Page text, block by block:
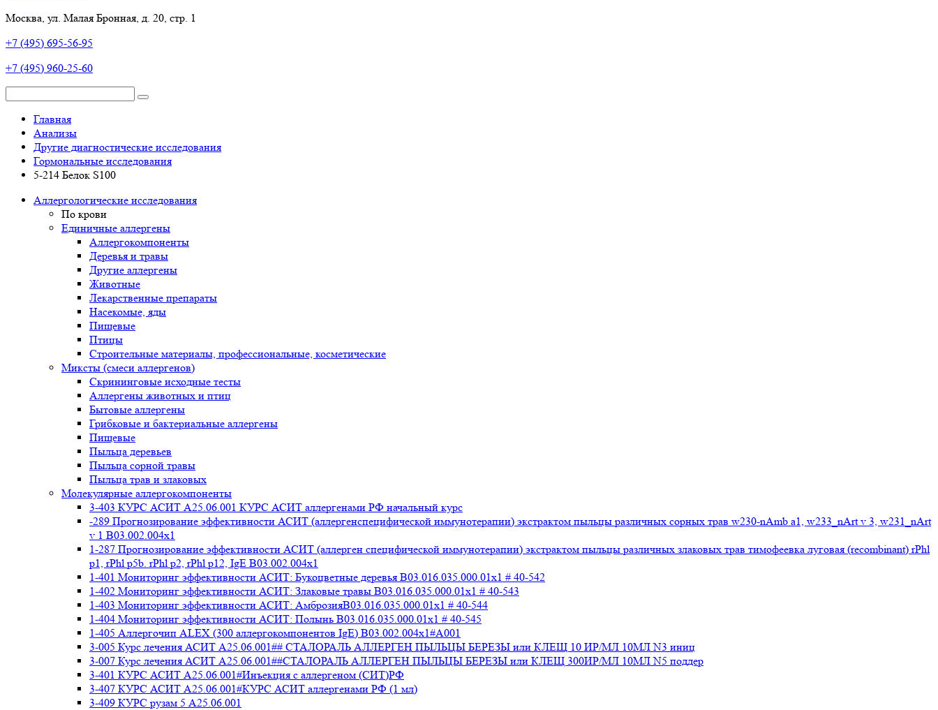
Москва, ул. Малая Бронная, д. 20, стр. 1
+7 (495) 695-56-95
+7 (495) 960-25-60
Главная
Анализы
Другие диагностические исследования
Гормональные исследования
5-214 Белок S100
Аллергологические исследования
По крови
Единичные аллергены
Аллергокомпоненты
Деревья и травы
Другие аллергены
Животные
Лекарственные препараты
Насекомые, яды
Пищевые
Птицы
Строительные материалы, профессиональные, косметические
Миксты (смеси аллергенов)
Cкрининговые исходные тесты
Аллергены животных и птиц
Бытовые аллергены
Грибковые и бактериальные аллергены
Пищевые
Пыльца деревьев
Пыльца сорной травы
Пыльца трав и злаковых
Молекулярные аллергокомпоненты
3-403 КУРС АСИТ А25.06.001 КУРС АСИТ аллергенами РФ начальный курс
-289 Прогнозирование эффективности АСИТ (аллергенспецифической иммунотерапии) экстрактом пыльцы различных сорных трав w230-nAmb a1, w233_nArt v 3, w231_nArt
v 1 В03.002.004x1
1-287 Прогнозирование эффективности АСИТ (аллерген специфической иммунотерапии) экстрактом пыльцы различных злаковых трав тимофеевка луговая (recombinant) rPhl
p1, rPhl p5b. rPhl p2, rPhl p12, IgE В03.002.004x1
1-401 Мониторинг эффективности АСИТ: Букоцветные деревья B03.016.035.000.01x1 # 40-542
1-402 Мониторинг эффективности АСИТ: Злаковые травы B03.016.035.000.01x1 # 40-543
1-403 Мониторинг эффективности АСИТ: АмброзияB03.016.035.000.01x1 # 40-544
1-404 Мониторинг эффективности АСИТ: Полынь B03.016.035.000.01x1 # 40-545
1-405 Аллергочип ALEX (300 аллергокомпонентов IgE) В03.002.004x1#А001
3-005 Курс лечения АСИТ А25.06.001## СТАЛОРАЛЬ АЛЛЕРГЕН ПЫЛЬЦЫ БЕРЕЗЫ или КЛЕЩ 10 ИР/МЛ 10МЛ N3 иниц
3-007 Курс лечения АСИТ А25.06.001##СТАЛОРАЛЬ АЛЛЕРГЕН ПЫЛЬЦЫ БЕРЕЗЫ или КЛЕЩ 300ИР/МЛ 10МЛ N5 поддер
3-401 КУРС АСИТ А25.06.001#Инъекция с аллергеном (СИТ)РФ
3-407 КУРС АСИТ А25.06.001#КУРС АСИТ аллергенами РФ (1 мл)
3-409 КУРС рузам 5 А25.06.001